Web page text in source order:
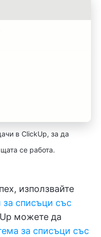
в ClickUp, за да
се работа.
използвайте
списъци със
можете да
за списъци със